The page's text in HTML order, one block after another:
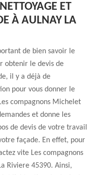
ET
À AULNAY LA
de bien savoir le
obtenir le devis de
il y a déjà de
pour vous donner le
compagnons Michelet
et donne les
de devis de votre travail
façade. En effet, pour
vite Les compagnons
Riviere 45390. Ainsi,